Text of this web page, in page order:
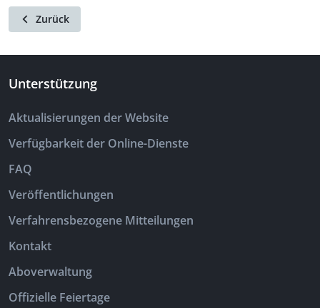
Zurück
Unterstützung
Aktualisierungen der Website
Verfügbarkeit der Online-Dienste
FAQ
Veröffentlichungen
Verfahrensbezogene Mitteilungen
Kontakt
Aboverwaltung
Offizielle Feiertage